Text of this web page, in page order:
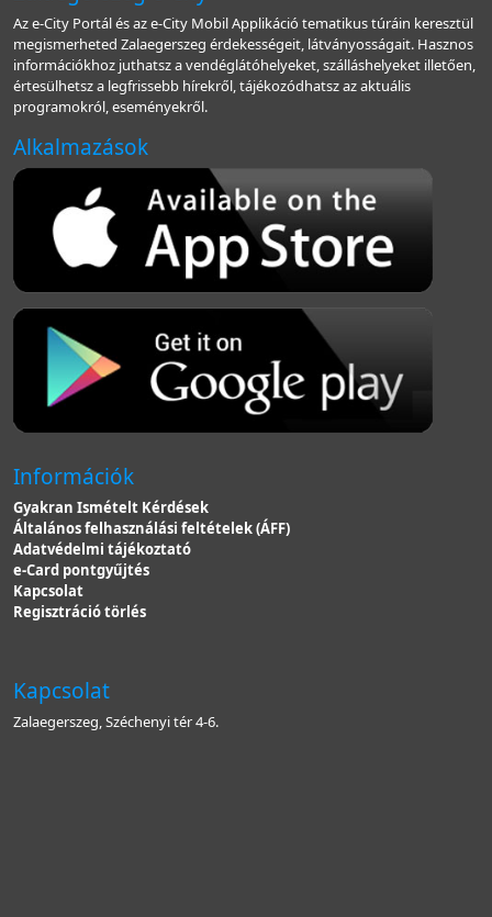
Az e-City Portál és az e-City Mobil Applikáció tematikus túráin keresztül
megismerheted Zalaegerszeg érdekességeit, látványosságait. Hasznos
információkhoz juthatsz a vendéglátóhelyeket, szálláshelyeket illetően,
értesülhetsz a legfrissebb hírekről, tájékozódhatsz az aktuális
programokról, eseményekről.
Alkalmazások
Információk
Gyakran Ismételt Kérdések
Általános felhasználási feltételek (ÁFF)
Adatvédelmi tájékoztató
e-Card pontgyűjtés
Kapcsolat
Regisztráció törlés
Kapcsolat
Zalaegerszeg, Széchenyi tér 4-6.